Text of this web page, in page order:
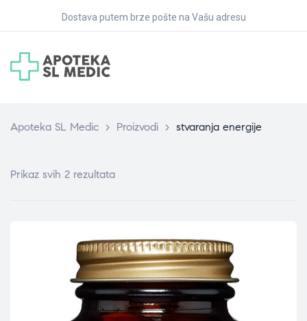
Dostava putem brze pošte na Vašu adresu
Apoteka SL Medic > Proizvodi > stvaranja energije
Prikaz svih 2 rezultata